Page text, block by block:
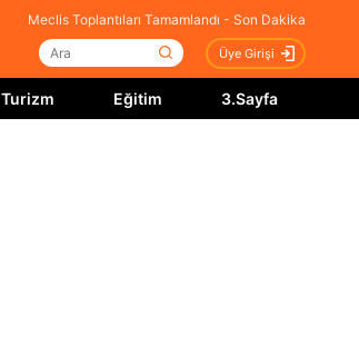
Meclis Toplantıları Tamamlandı - Son Dakika
Üye Girişi
Turizm Eğitim 3.Sayfa